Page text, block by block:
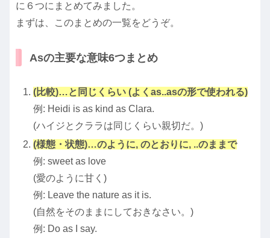
に６つにまとめてみました。
まずは、このまとめの一覧をどうぞ。
Asの主要な意味6つまとめ
(比較)…と同じくらい (よくas..asの形で使われる)
例: Heidi is as kind as Clara.
(ハイジとクララは同じくらい親切だ。)
(様態・状態)…のように, のとおりに, ..のままで
例: sweet as love
(愛のように甘く)
例: Leave the nature as it is.
(自然をそのままにしておきなさい。)
例: Do as I say.